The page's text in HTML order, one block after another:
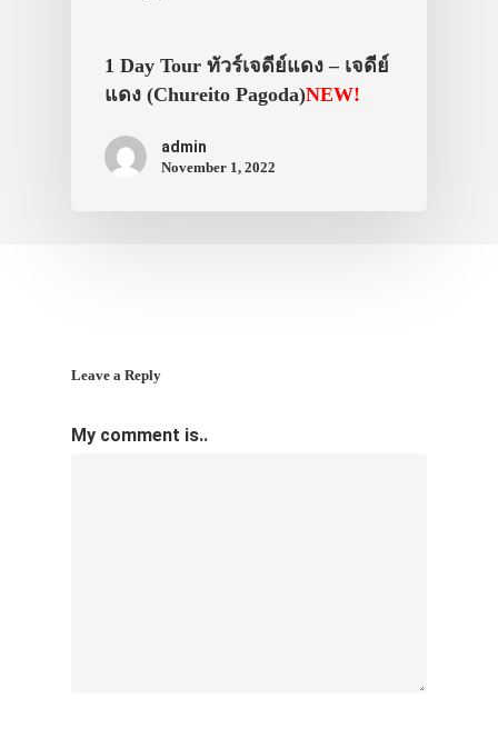
1 Day Tour ทัวร์เจดีย์แดง – เจดีย์
แดง (Chureito Pagoda)NEW!
admin
November 1, 2022
Leave a Reply
My comment is..